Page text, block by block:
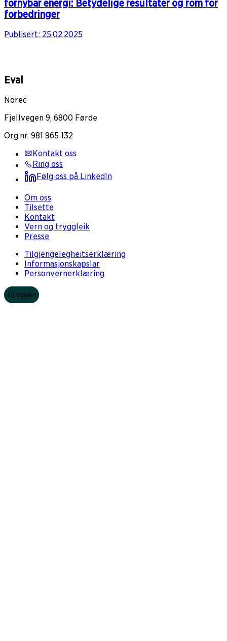
fornybar energi: Betydelige resultater og rom for
forbedringer
Publisert: 25.02.2025
Eval
Norec
Fjellvegen 9, 6800 Førde
Org.nr. 981 965 132
Kontakt oss
Ring oss
Følg oss på LinkedIn
Om oss
Tilsette
Kontakt
Vern og tryggleik
Presse
Tilgjengelegheitserklæring
Informasjonskapslar
Personvernerklæring
Til toppen